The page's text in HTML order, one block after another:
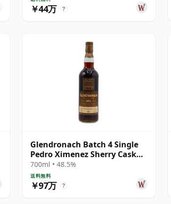
￥44万 ?
Glendronach Batch 4 Single
Pedro Ximenez Sherry Cask
#1436 1971 40年
700ml • 48.5%
送料無料
￥97万 ?